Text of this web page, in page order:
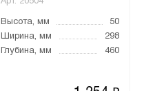
Высота, мм
50
Ширина, мм
298
Глубина, мм
460